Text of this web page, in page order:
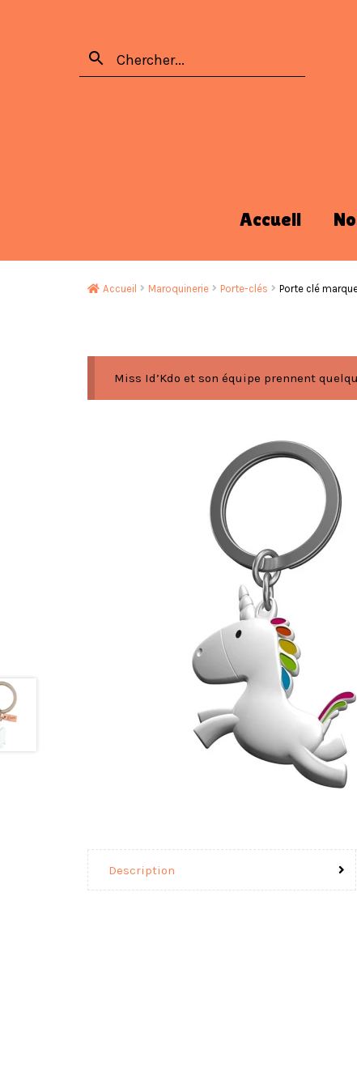
Accueil
Accueil Maroquinerie Porte-clés Porte clé
Miss Id’Kdo et son équipe prennent
Description